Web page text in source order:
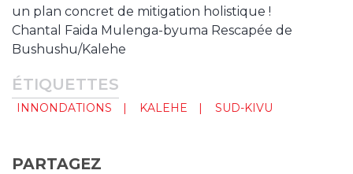
un plan concret de mitigation holistique !
Chantal Faida Mulenga-byuma Rescapée de
Bushushu/Kalehe
ÉTIQUETTES
INNONDATIONS KALEHE SUD-KIVU
PARTAGEZ